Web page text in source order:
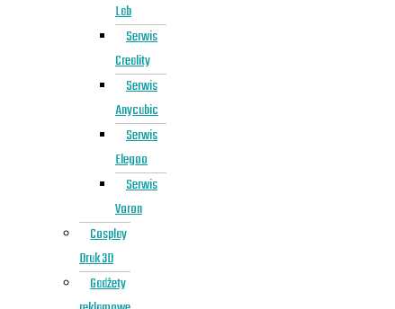
Lab
Serwis
Creality
Serwis
Anycubic
Serwis
Elegoo
Serwis
Voron
Cosplay
Druk 3D
Gadżety